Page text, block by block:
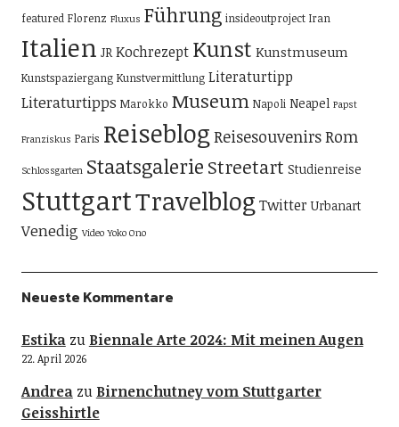
featured Florenz Fluxus Führung insideoutproject Iran
Italien JR Kochrezept Kunst Kunstmuseum
Kunstspaziergang Kunstvermittlung Literaturtipp
Literaturtipps Marokko Museum Napoli Neapel Papst
Franziskus Paris Reiseblog ReisesouvenirsRom
Schlossgarten Staatsgalerie Streetart Studienreise
StuttgartTravelblog Twitter Urbanart
Venedig Video Yoko Ono
Neueste Kommentare
Estikazu Biennale Arte 2024: Mit meinen Augen
22. April 2026
Andreazu Birnenchutney vom Stuttgarter
Geisshirtle